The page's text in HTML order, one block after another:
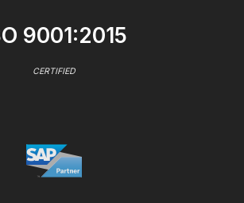
9001:2015
CERTIFIED